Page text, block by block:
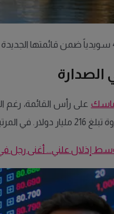
ماسك
تُقدّر بـ215 مليار دولار.
إذلال علني... أغنى رجل